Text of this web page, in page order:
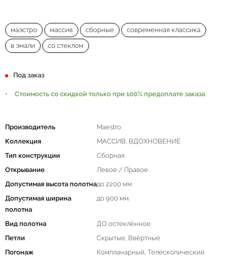
маэстро массив сборные современная классика
в эмали со стеклом
Под заказ
Стоимость со скидкой только при 100% предоплате заказа
Производитель
Maestro
Коллекция
МАССИВ, ВДОХНОВЕНИЕ
Тип конструкции
Сборная
Открывание
Левое / Правое
Допустимая высота полотнадо 2200 мм.
Допустимая ширина
полотна
до 900 мм.
Вид полотна
ДО остеклённое
Петли
Скрытые, Ввёртные
Погонаж
Компланарный, Телескопический